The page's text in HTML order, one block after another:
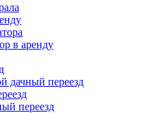
в аренду
дачный переезд
переезд